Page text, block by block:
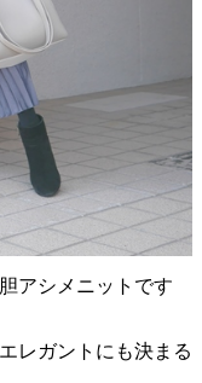
アシメニットです
レガントにも決まる